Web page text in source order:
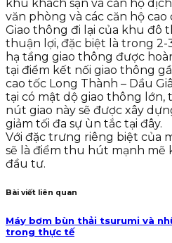
khu khách sạn và căn hộ
văn phòng và các căn hộ cao
Giao thông đi lại của khu đô
thuận lợi, đặc biệt là trong
hạ tầng giao thông được
tại điểm kết nối giao thông
cao tốc Long Thành – Dầu
tại có mật dộ giao thông lớn,
nút giao này sẽ được xây
giảm tối đa sự ùn tắc tại đây.
Với đặc trưng riêng biệt của
sẽ là điểm thu hút mạnh mẽ
đầu tư.
Bài viết liên quan
Máy bơm bùn thải tsurumi và
trong thực tế